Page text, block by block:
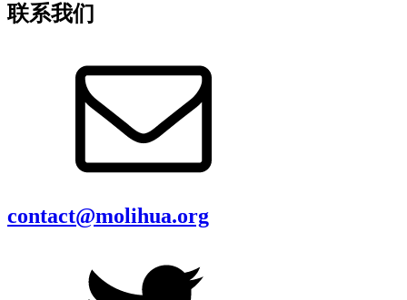
联系我们
contact@molihua.org